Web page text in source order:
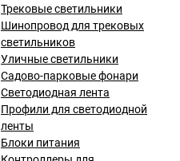
Трековые светильники
Шинопровод для трековых
светильников
Уличные светильники
Садово-парковые фонари
Светодиодная лента
Профили для светодиодной
ленты
Блоки питания